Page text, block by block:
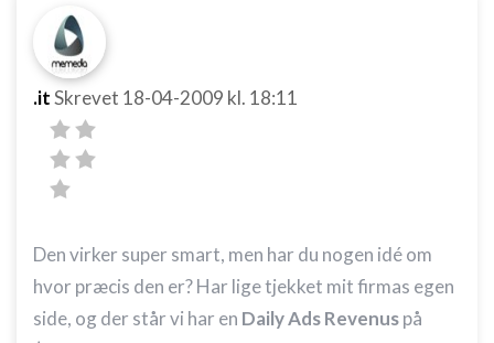
.itSkrevet 18-04-2009 kl. 18:11
Den virker super smart, men har du nogen idé om
hvor præcis den er? Har lige tjekket mit firmas egen
side, og der står vi har en Daily Ads Revenuspå